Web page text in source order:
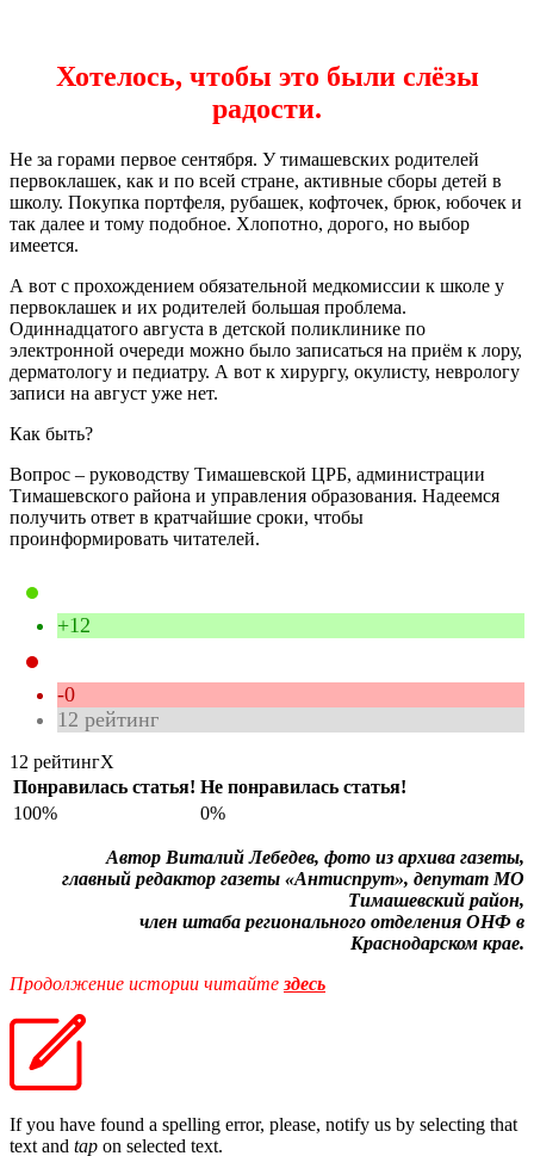
Хотелось, чтобы это были слёзы
радости.
Не за горами первое сентября. У тимашевских родителей
первоклашек, как и по всей стране, активные сборы детей в
школу. Покупка портфеля, рубашек, кофточек, брюк, юбочек и
так далее и тому подобное. Хлопотно, дорого, но выбор
имеется.
А вот с прохождением обязательной медкомиссии к школе у
первоклашек и их родителей большая проблема.
Одиннадцатого августа в детской поликлинике по
электронной очереди можно было записаться на приём к лору,
дерматологу и педиатру. А вот к хирургу, окулисту, неврологу
записи на август уже нет.
Как быть?
Вопрос – руководству Тимашевской ЦРБ, администрации
Тимашевского района и управления образования. Надеемся
получить ответ в кратчайшие сроки, чтобы
проинформировать читателей.
+12
-0
12 рейтинг
12 рейтингX
Понравилась статья! Не понравилась статья!
100%
0%
Автор Виталий Лебедев, фото из архива газеты,
главный редактор газеты «Антиспрут», депутат МО
Тимашевский район,
член штаба регионального отделения ОНФ в
Краснодарском крае.
Продолжение истории читайте здесь
If you have found a spelling error, please, notify us by selecting that
text and tap on selected text.